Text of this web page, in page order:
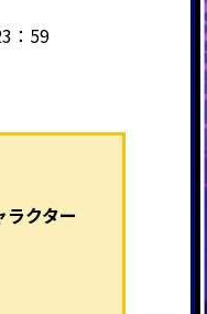
：59
クター